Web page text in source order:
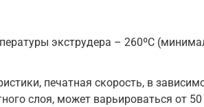
экструдера – 260ºС
печатная скорость, в
слоя, может варьироваться от